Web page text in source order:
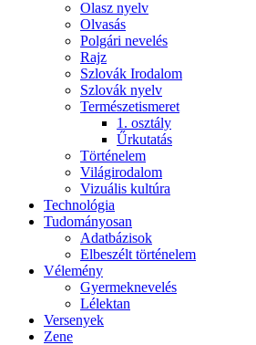
Olasz nyelv
Olvasás
Polgári nevelés
Rajz
Szlovák Irodalom
Szlovák nyelv
Természetismeret
1. osztály
Űrkutatás
Történelem
Világirodalom
Vizuális kultúra
Technológia
Tudományosan
Adatbázisok
Elbeszélt történelem
Vélemény
Gyermeknevelés
Lélektan
Versenyek
Zene